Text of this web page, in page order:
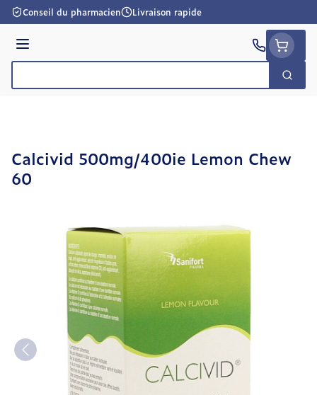
Aller au contenu
Conseil du pharmacien Livraison rapide
Menu
Calcivid 500mg/400ie Lemon Chew
60